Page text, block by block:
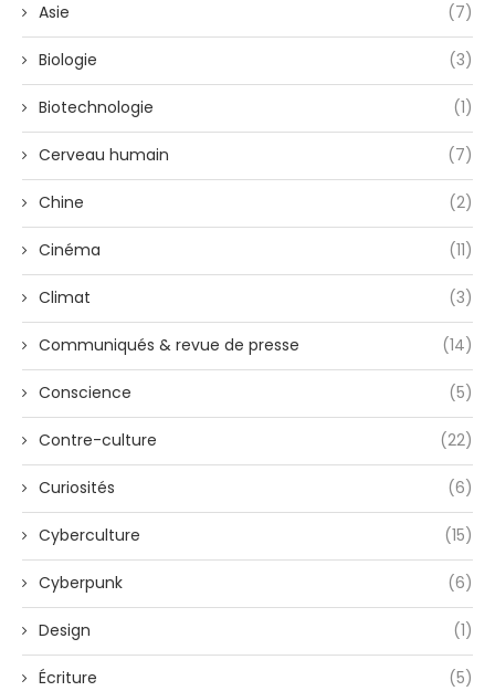
Asie (7)
Biologie (3)
Biotechnologie (1)
Cerveau humain (7)
Chine (2)
Cinéma (11)
Climat (3)
Communiqués & revue de presse (14)
Conscience (5)
Contre-culture (22)
Curiosités (6)
Cyberculture (15)
Cyberpunk (6)
Design (1)
Écriture (5)